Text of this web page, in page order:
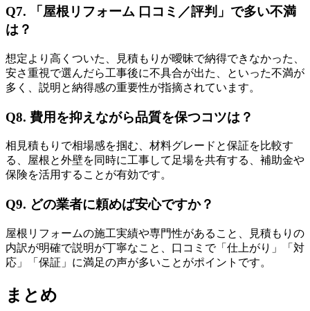
Q7. 「屋根リフォーム 口コミ／評判」で多い不満
は？
想定より高くついた、見積もりが曖昧で納得できなかった、
安さ重視で選んだら工事後に不具合が出た、といった不満が
多く、説明と納得感の重要性が指摘されています。
Q8. 費用を抑えながら品質を保つコツは？
相見積もりで相場感を掴む、材料グレードと保証を比較す
る、屋根と外壁を同時に工事して足場を共有する、補助金や
保険を活用することが有効です。
Q9. どの業者に頼めば安心ですか？
屋根リフォームの施工実績や専門性があること、見積もりの
内訳が明確で説明が丁寧なこと、口コミで「仕上がり」「対
応」「保証」に満足の声が多いことがポイントです。
まとめ